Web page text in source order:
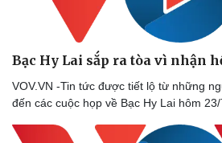
Bạc Hy Lai sắp ra tòa vì nhận
VOV.VN -Tin tức được tiết lộ từ những
đến các cuộc họp về Bạc Hy Lai hôm 23/